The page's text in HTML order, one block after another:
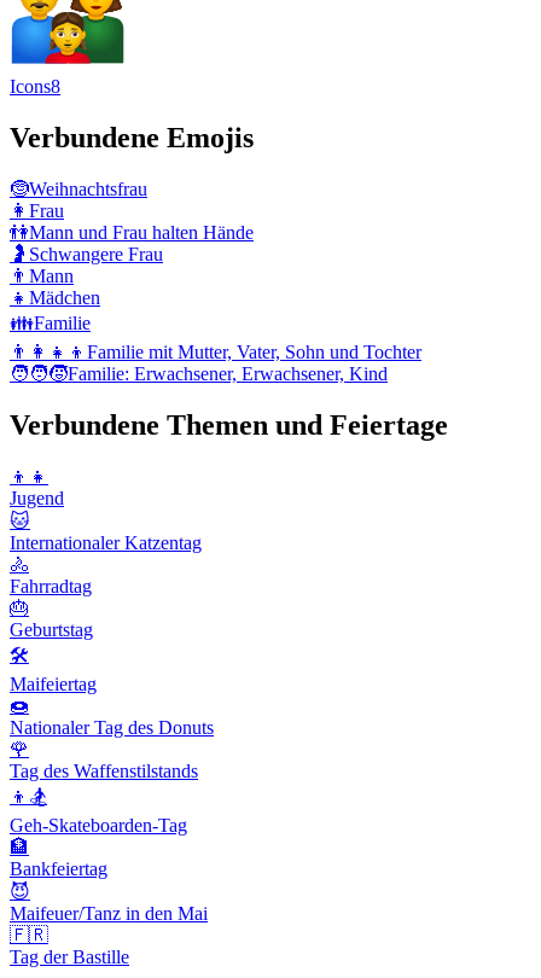
Icons8
Verbundene Emojis
🤶Weihnachtsfrau
👩 Frau
👫Mann und Frau halten Hände
🤰 Schwangere Frau
👨 Mann
👧 Mädchen
👪Familie
👨‍👩‍👧‍👦 Familie mit Mutter, Vater, Sohn und Tochter
🧑‍🧑‍🧒Familie: Erwachsener, Erwachsener, Kind
Verbundene Themen und Feiertage
👦👧
Jugend
🐱
Internationaler Katzentag
🚴
Fahrradtag
🎂
Geburtstag
🛠
Maifeiertag
🍩
Nationaler Tag des Donuts
🌹
Tag des Waffenstilstands
👦🏂
Geh-Skateboarden-Tag
🏦
Bankfeiertag
😈
Maifeuer/Tanz in den Mai
🇫🇷
Tag der Bastille